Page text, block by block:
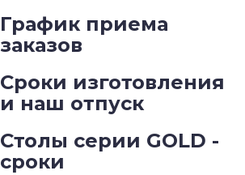
График приема
заказов
Сроки изготовления
и наш отпуск
Столы серии GOLD -
сроки